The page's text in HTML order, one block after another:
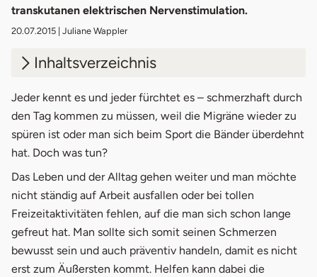
transkutanen elektrischen Nervenstimulation.
20.07.2015 | Juliane Wappler
Inhaltsverzeichnis
1. Was ist Schmerz?
Akuter & chronischer Schmerz
3. Schmerzen Statistik
TENS: Anwendung & Erfahrung
Jeder kennt es und jeder fürchtet es – schmerzhaft durch
den Tag kommen zu müssen, weil die Migräne wieder zu
spüren ist oder man sich beim Sport die Bänder überdehnt
hat. Doch was tun?
Das Leben und der Alltag gehen weiter und man möchte
nicht ständig auf Arbeit ausfallen oder bei tollen
Freizeitaktivitäten fehlen, auf die man sich schon lange
gefreut hat. Man sollte sich somit seinen Schmerzen
bewusst sein und auch präventiv handeln, damit es nicht
erst zum Äußersten kommt. Helfen kann dabei die